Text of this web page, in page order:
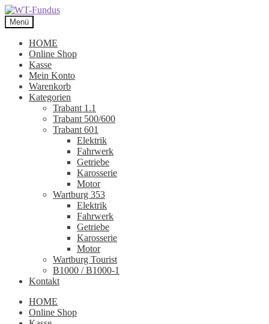
Zur
Navigation
springen
Zum
Inhalt
springen
Menü
HOME
Online Shop
Kasse
Mein Konto
Warenkorb
Kategorien
Trabant 1.1
Trabant 500/600
Trabant 601
Elektrik
Fahrwerk
Getriebe
Karosserie
Motor
Wartburg 353
Elektrik
Fahrwerk
Getriebe
Karosserie
Motor
Wartburg Tourist
B1000 / B1000-1
Kontakt
HOME
Online Shop